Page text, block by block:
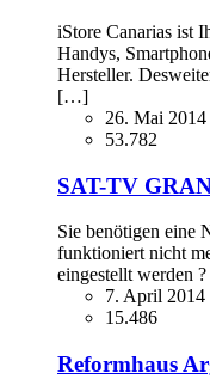
iStore Canarias ist
Handys,
Hersteller.
[…]
26. Mai 2014
53.782
SAT-TV
Sie benötigen eine
funktioniert nicht
eingestellt werden
7. April 2014
15.486
Reformhaus